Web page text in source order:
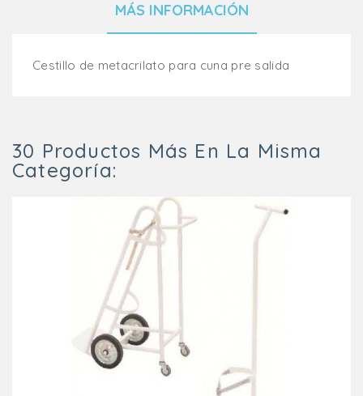
MÁS INFORMACIÓN
Cestillo de metacrilato para cuna pre salida
30 Productos Más En La Misma
Categoría: